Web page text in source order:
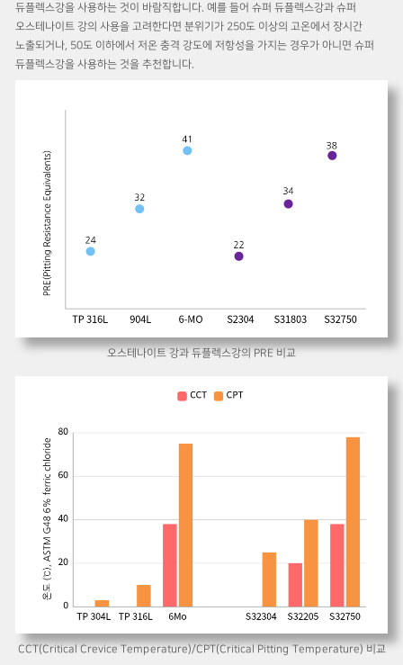
듀플렉스강을 사용하는 것이 바람직합니다. 예를 들어 슈퍼 듀플렉스강과 슈퍼
오스테나이트 강의 사용을 고려한다면 분위기가 250도 이상의 고온에서 장시간
노출되거나, 50도 이하에서 저온 충격 강도에 저항성을 가지는 경우가 아니면 슈퍼
듀플렉스강을 사용하는 것을 추천합니다.
오스테나이트 강과 듀플렉스강의 PRE 비교
CCT(Critical Crevice Temperature)/CPT(Critical Pitting Temperature) 비교